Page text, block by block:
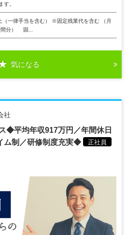
す。
（一律手当を含む） ※固定残業代を含む （月
間分） 固...
気になる
社
◆平均年収917万円／年間休日
ム制／研修制度充実◆
正社員